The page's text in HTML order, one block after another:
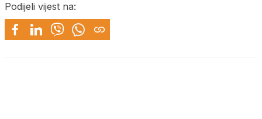
Podijeli vijest na: